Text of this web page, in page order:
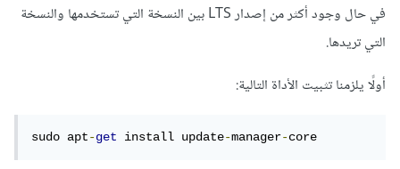
في حال وجود أكثر من إصدار LTS بين النسخة التي تستخدمها والنسخة
التي تريدها.
أولًا يلزمنا تثبيت الأداة التالية:
sudo apt-get install update-manager-core